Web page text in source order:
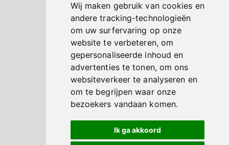
Wij maken gebruik van cookies en
andere tracking-technologieën
om uw surfervaring op onze
website te verbeteren, om
gepersonaliseerde inhoud en
advertenties te tonen, om ons
websiteverkeer te analyseren en
om te begrijpen waar onze
bezoekers vandaan komen.
Ik ga akkoord